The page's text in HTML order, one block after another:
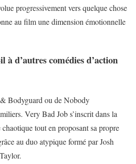
progressivement vers quelque chose
au film une dimension émotionnelle
à d’autres comédies d’action
Bodyguard ou de Nobody
Very Bad Job s’inscrit dans la
tout en proposant sa propre
au duo atypique formé par Josh